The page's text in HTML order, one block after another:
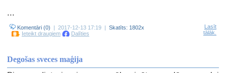
...
Komentāri (0) | 2017-12-13 17:19 | Skatīts: 1802x
Ieteikt draugiem
Dalīties
Lasīt
tālāk.
Degošas sveces maģija